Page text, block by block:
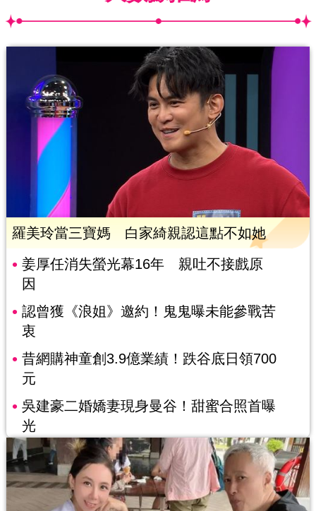
羅美玲當三寶媽 白家綺親認這點不如她
姜厚任消失螢光幕16年 親吐不接戲原
因
認曾獲《浪姐》邀約！鬼鬼曝未能參戰苦
衷
昔網購神童創3.9億業績！跌谷底日領700
元
吳建豪二婚嬌妻現身曼谷！甜蜜合照首曝
光